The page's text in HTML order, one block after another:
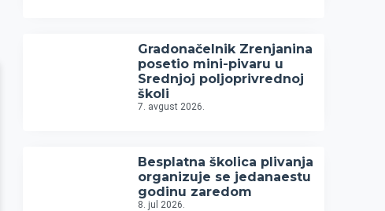
Gradonačelnik Zrenjanina
posetio mini-pivaru u
Srednjoj poljoprivrednoj
školi
7. avgust 2026.
Besplatna školica plivanja
organizuje se jedanaestu
godinu zaredom
8. jul 2026.